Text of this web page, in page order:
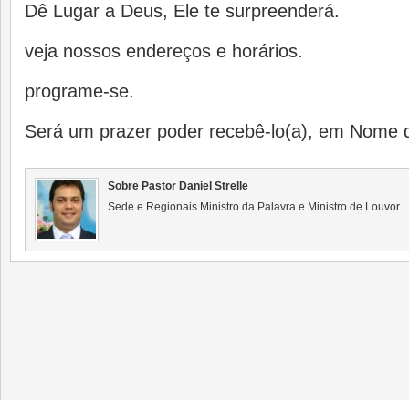
Dê Lugar a Deus, Ele te surpreenderá.
veja nossos endereços e horários.
programe-se.
Será um prazer poder recebê-lo(a), em Nome
Sobre Pastor Daniel Strelle
Sede e Regionais Ministro da Palavra e Ministro de Louvor